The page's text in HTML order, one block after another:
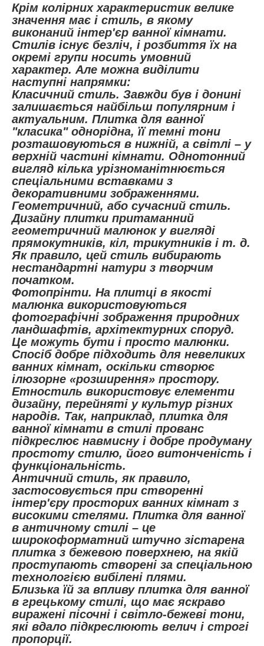
Крім колірних характеристик велике
значення має і стиль, в якому
виконаний інтер'єр ванної кімнати.
Стилів існує безліч, і розбиття їх на
окремі групи носить умовний
характер. Але можна виділити
наступні напрямки:
Класичний стиль. Завжди був і донині
залишається найбільш популярним і
актуальним. Плитка для ванної
"класика" однорідна, її темні тони
розташовуються в нижній, а світлі – у
верхній частині кімнати. Однотонний
вигляд кілька урізноманітнюється
спеціальними вставками з
декоративними зображеннями.
Геометричний, або сучасний стиль.
Дизайну плитки притаманний
геометричний малюнок у вигляді
прямокутників, кіл, трикутників і т. д.
Як правило, цей стиль вибирають
нестандартні натури з творчим
початком.
Фотопрінти. На плитці в якості
малюнка використовуються
фотографічні зображення природних
ландшафтів, архітектурних споруд.
Це можуть бути і просто малюнки.
Спосіб добре підходить для невеликих
ванних кімнат, оскільки створює
ілюзорне «розширення» простору.
Етностиль використовує елементи
дизайну, перейняті у культур різних
народів. Так, наприклад, плитка для
ванної кімнати в стилі прованс
підкреслює навмисну і добре продуману
простоту стилю, його витонченість і
функціональність.
Античний стиль, як правило,
застосовується при створенні
інтер'єру просторих ванних кімнат з
високими стелями. Плитка для ванної
в античному стилі – це
широкоформатний штучно зістарена
плитка з бежевою поверхнею, на якій
проступають створені за спеціальною
технологією вибілені плями.
Близька їй за впливу плитка для ванної
в грецькому стилі, що має яскраво
виражені пісочні і світло-бежеві тони,
які вдало підкреслюють велич і строгі
пропорції.